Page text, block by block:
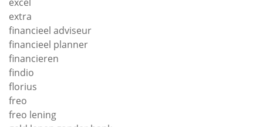
extra
financieel adviseur
financieel planner
financieren
findio
florius
freo
freo lening